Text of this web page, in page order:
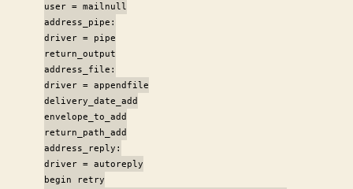
user = mailnull
address_pipe:
driver = pipe
return_output
address_file:
driver = appendfile
delivery_date_add
envelope_to_add
return_path_add
address_reply:
driver = autoreply
begin retry